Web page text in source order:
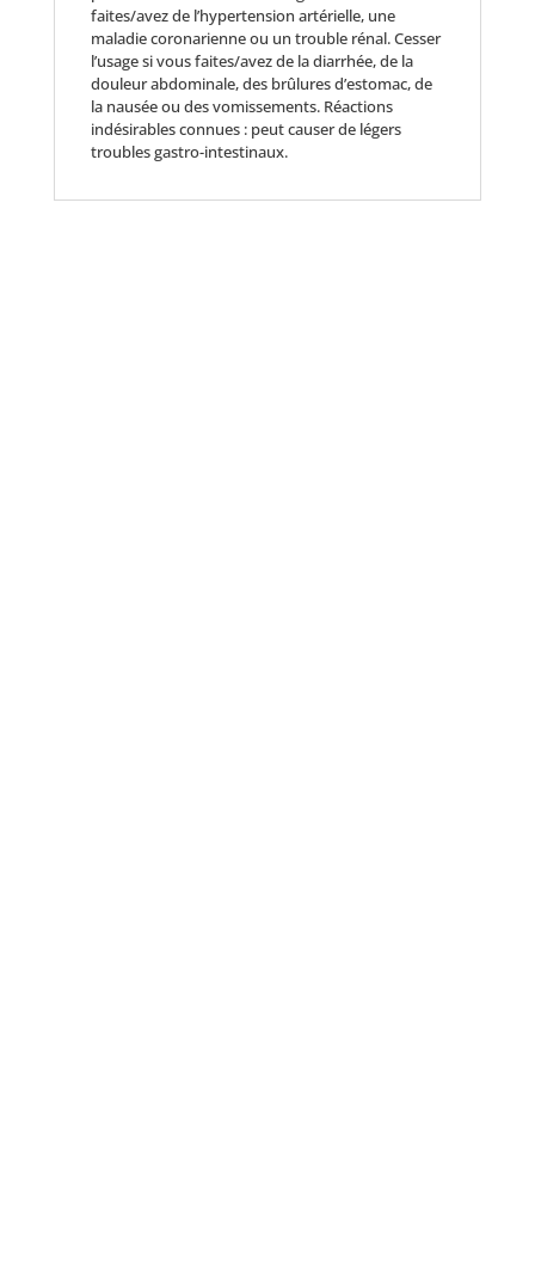
faites/avez de l’hypertension artérielle, une
maladie coronarienne ou un trouble rénal. Cesser
l’usage si vous faites/avez de la diarrhée, de la
douleur abdominale, des brûlures d’estomac, de
la nausée ou des vomissements. Réactions
indésirables connues : peut causer de légers
troubles gastro-intestinaux.